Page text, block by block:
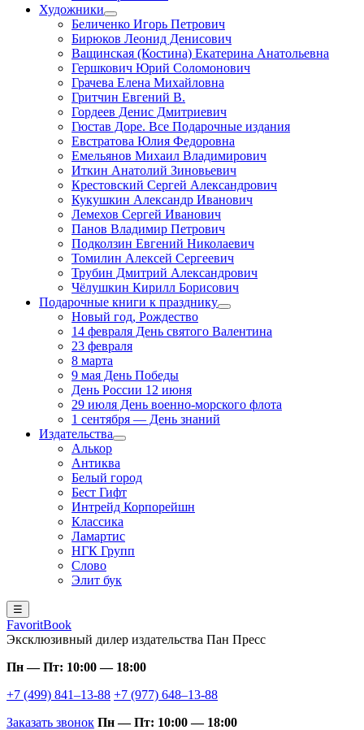
Художники
Беличенко Игорь Петрович
Бирюков Леонид Денисович
Ващинская (Костина) Екатерина Анатольевна
Гершкович Юрий Соломонович
Грачева Елена Михайловна
Гритчин Евгений В.
Гордеев Денис Дмитриевич
Гюстав Доре. Все Подарочные издания
Евстратова Юлия Федоровна
Емельянов Михаил Владимирович
Иткин Анатолий Зиновьевич
Крестовский Сергей Александрович
Кукушкин Александр Иванович
Лемехов Сергей Иванович
Панов Владимир Петрович
Подколзин Евгений Николаевич
Томилин Алексей Сергеевич
Трубин Дмитрий Александрович
Чёлушкин Кирилл Борисович
Подарочные книги к празднику
Новый год, Рождество
14 февраля День святого Валентина
23 февраля
8 марта
9 мая День Победы
День России 12 июня
29 июля День военно-морского флота
1 сентября — День знаний
Издательства
Алькор
Антиква
Белый город
Бест Гифт
Интрейд Корпорейшн
Классика
Ламартис
НГК Групп
Слово
Элит бук
☰
FavoritBook
Эксклюзивный дилер издательства Пан Пресс
Пн — Пт: 10:00 — 18:00
+7 (499) 841–13-88 +7 (977) 648–13-88
Заказать звонок Пн — Пт: 10:00 — 18:00